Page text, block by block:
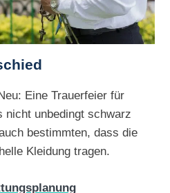
Eine Trauerfeier für
nicht unbedingt schwarz
bestimmten, dass die
Kleidung tragen.